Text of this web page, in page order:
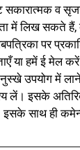
व
में लिख सकते हैं,
पर
या हमें ई मेल
उपयोग में
लें। इसके
साथ ही